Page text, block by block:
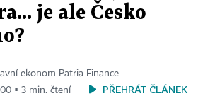
je ale Česko
ekonom Patria Finance
▪ 3 min. čtení
PŘEHRÁT ČLÁNEK